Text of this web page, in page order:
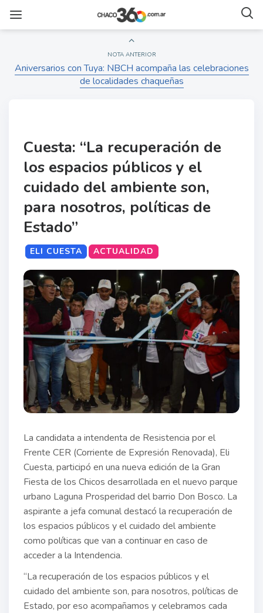
NOTA ANTERIOR
Aniversarios con Tuya: NBCH acompaña las celebraciones
de localidades chaqueñas
Cuesta: “La recuperación de
los espacios públicos y el
cuidado del ambiente son,
para nosotros, políticas de
Estado”
ELI CUESTA ACTUALIDAD
La candidata a intendenta de Resistencia por el
Frente CER (Corriente de Expresión Renovada), Eli
Cuesta, participó en una nueva edición de la Gran
Fiesta de los Chicos desarrollada en el nuevo parque
urbano Laguna Prosperidad del barrio Don Bosco. La
aspirante a jefa comunal destacó la recuperación de
los espacios públicos y el cuidado del ambiente
como políticas que van a continuar en caso de
acceder a la Intendencia.
“La recuperación de los espacios públicos y el
cuidado del ambiente son, para nosotros, políticas de
Estado, por eso acompañamos y celebramos cada